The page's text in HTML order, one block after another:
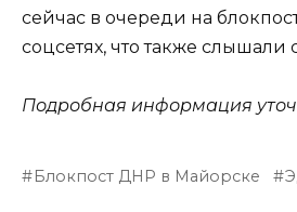
сейчас в очереди на
соцсетях, что также слышали
Подробная информация
Блокпост ДНР в Майорске